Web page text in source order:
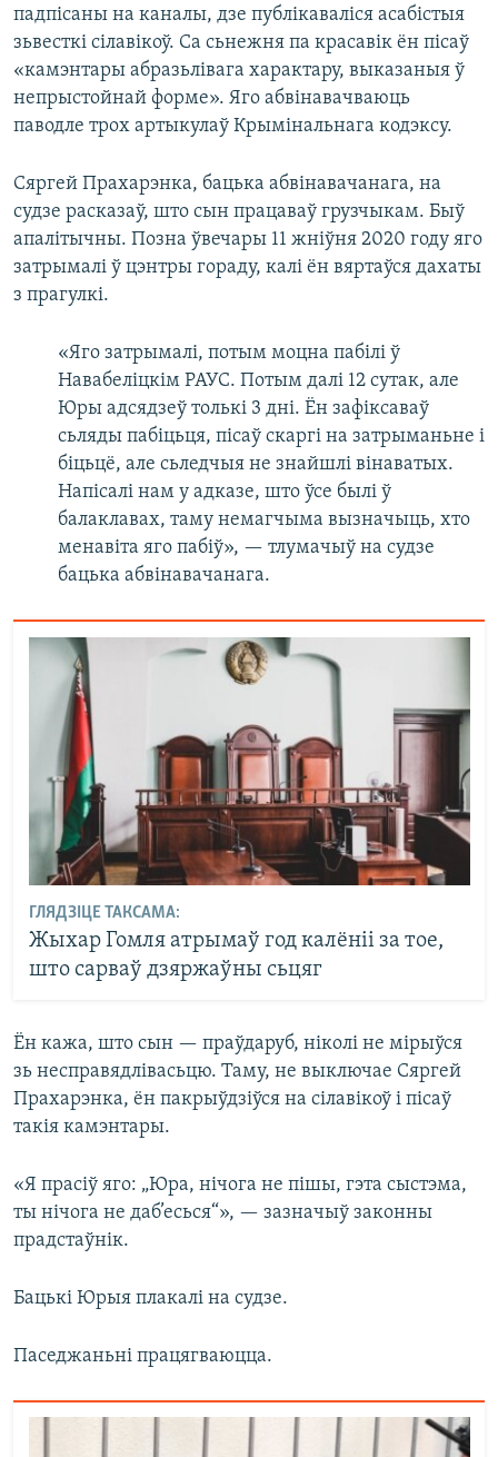
падпісаны на каналы, дзе публікаваліся асабістыя
зьвесткі сілавікоў. Са сьнежня па красавік ён пісаў
«камэнтары абразьлівага характару, выказаныя ў
непрыстойнай форме». Яго абвінавачваюць
паводле трох артыкулаў Крымінальнага кодэксу.
Сяргей Прахарэнка, бацька абвінавачанага, на
судзе расказаў, што сын працаваў грузчыкам. Быў
апалітычны. Позна ўвечары 11 жніўня 2020 году яго
затрымалі ў цэнтры гораду, калі ён вяртаўся дахаты
з прагулкі.
«Яго затрымалі, потым моцна пабілі ў
Навабеліцкім РАУС. Потым далі 12 сутак, але
Юры адсядзеў толькі 3 дні. Ён зафіксаваў
сьляды пабіцьця, пісаў скаргі на затрыманьне і
біцьцё, але сьледчыя не знайшлі вінаватых.
Напісалі нам у адказе, што ўсе былі ў
балаклавах, таму немагчыма вызначыць, хто
менавіта яго пабіў», — тлумачыў на судзе
бацька абвінавачанага.
ГЛЯДЗІЦЕ ТАКСАМА:
Жыхар Гомля атрымаў год калёніі за тое,
што сарваў дзяржаўны сьцяг
Ён кажа, што сын — праўдаруб, ніколі не мірыўся
зь несправядлівасьцю. Таму, не выключае Сяргей
Прахарэнка, ён пакрыўдзіўся на сілавікоў і пісаў
такія камэнтары.
«Я прасіў яго: „Юра, нічога не пішы, гэта сыстэма,
ты нічога не даб’есься“», — зазначыў законны
прадстаўнік.
Бацькі Юрыя плакалі на судзе.
Паседжаньні працягваюцца.